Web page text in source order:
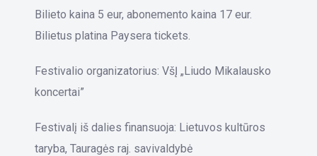
Bilieto kaina 5 eur, abonemento kaina 17 eur.
Bilietus platina Paysera tickets.
Festivalio organizatorius: VšĮ „Liudo Mikalausko
koncertai”
Festivalį iš dalies finansuoja: Lietuvos kultūros
taryba, Tauragės raj. savivaldybė